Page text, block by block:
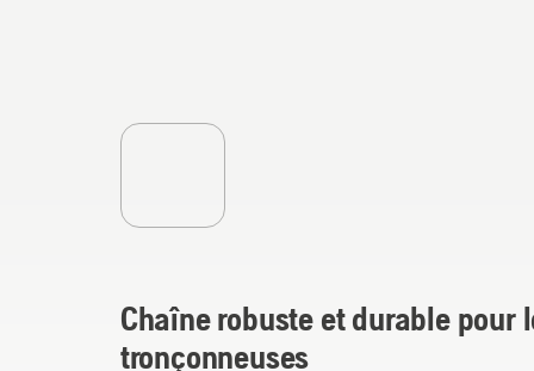
Chaîne robuste et durable pour
tronçonneuses